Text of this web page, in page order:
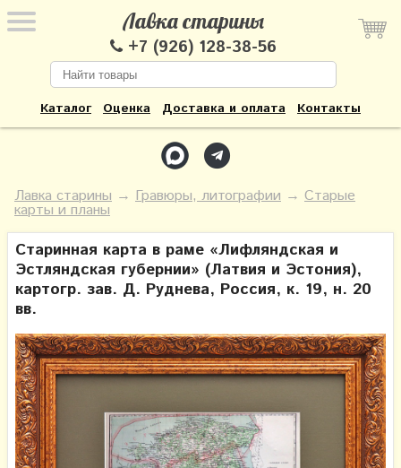
Лавка старины
+7 (926) 128-38-56
Каталог Оценка Доставка и оплата Контакты
Лавка старины → Гравюры, литографии → Старые
карты и планы
Старинная карта в раме «Лифляндская и
Эстляндская губернии» (Латвия и Эстония),
картогр. зав. Д. Руднева, Россия, к. 19, н. 20
вв.